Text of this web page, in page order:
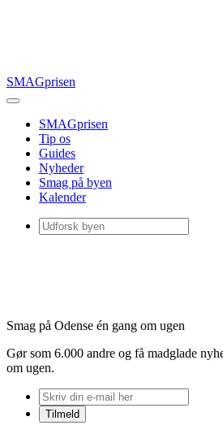
SMAGprisen
SMAGprisen
Tip os
Guides
Nyheder
Smag på byen
Kalender
Smag på Odense én gang om ugen
Gør som 6.000 andre og få madglade
om ugen.